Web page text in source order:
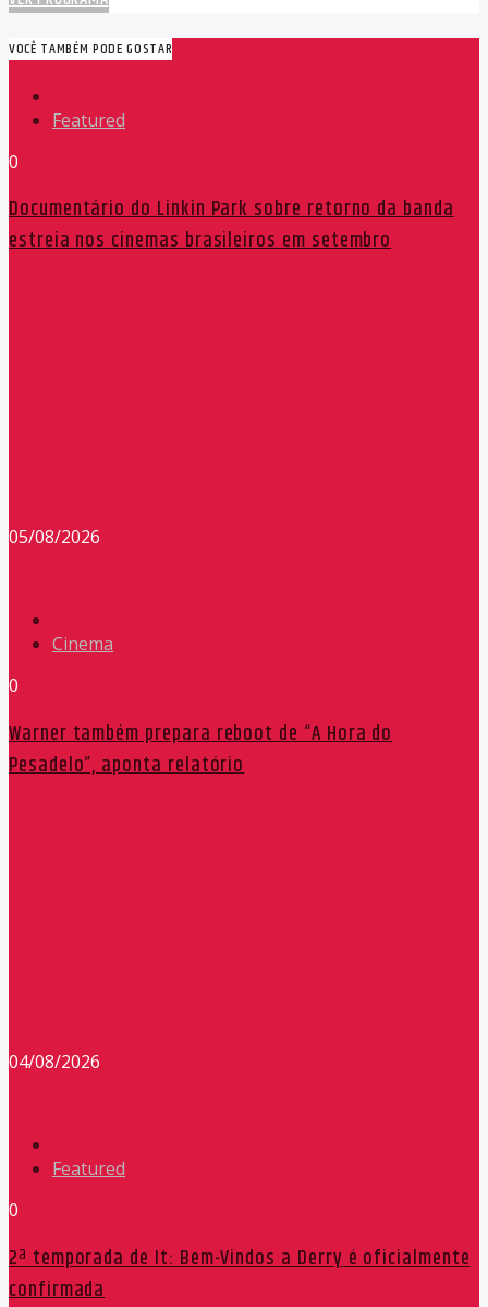
VOCÊ TAMBÉM PODE GOSTAR
Featured
0
Documentário do Linkin Park sobre retorno da banda
estreia nos cinemas brasileiros em setembro
05/08/2026
Cinema
0
Warner também prepara reboot de “A Hora do
Pesadelo”, aponta relatório
04/08/2026
Featured
0
2ª temporada de It: Bem-Vindos a Derry é oficialmente
confirmada